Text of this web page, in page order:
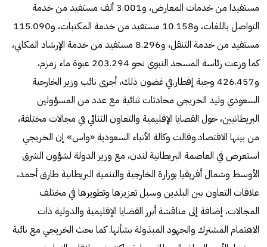
مستفيدا من خدمات المعارض، و3.001 ألف مستفيد من خدمة
التواصل باللغات، و10.158 مستفيد من خدمة المكتبات، و115.090
مستفيد من خدمة التنقل، و8.296 مستفيد من خدمة الإرشاد المكاني،
كما وزعت رئاسة المسجد النبوي نحو 203.294 عبوة ماء زمزم،
و426.457 وجبة إفطار.في غضون ذلك، أجرى نائب وزير الخارجية
السعودي وليد الخريجي محادثات ثنائية مع عدد من المسؤولين
البريطانيين، حول القضايا الإقليمية والتعاون الثنائي في مجالات مختلفة،
من بينها الاقتصاد.وقالت وكالة الأنباء السعودية «واس» إن الخريجي
استعرض في العاصمة البريطانية لندن، مع وزير الدولة لشؤون الشرق
الأوسط وشمال أفريقيا بوزارة الخارجية والتنمية البريطانية طارق أحمد،
علاقات التعاون بين البلدين وسبل تعزيزها وتطويرها في مختلف
المجالات، إضافة إلى مناقشة أبرز القضايا الإقليمية والدولية ذات
الاهتمام المشترك والجهود المبذولة بشأنها. كما بحث الخريجي مع نائبة